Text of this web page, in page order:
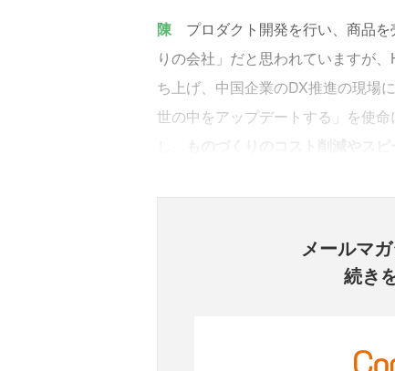
陳プロダクト開発を行い、商品を
りの会社」だと思われていますが
ち上げ、中国企業のDX推進の現場
世の中をアップデートする」を使
メールマ
続き